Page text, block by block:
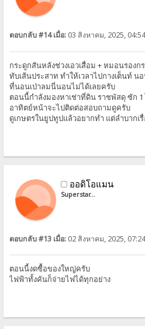
ตอบกลับ #14 เมื่อ: 03 สิงหาคม, 2025,
กระดูกสันหลังช่วงเอวเสื่อม + หมอนรอง
ทับเส้นประสาท ทำให้เวลาไปกางเต็นท์
ที่นอนเป่าลมนี่นอนไม่ได้เลยครับ
ตอนนี้กำลังมองหาเช่าที่ดิน ราชพัสดุ ซัก
อาทิตย์หน้าจะไปติดต่อสอบถามดูครับ
ดูเกษตรในยูปทูปแล้วอยากทำ แต่ลำบากเ
ออดิโอแมน
Superstar...
ตอบกลับ #13 เมื่อ: 02 สิงหาคม, 2025,
ตอนนี้งดซื้อของใหญ่ครับ
ไฟฟ้าทั้งคันก็จ่ายไฟได้ทุกอย่าง